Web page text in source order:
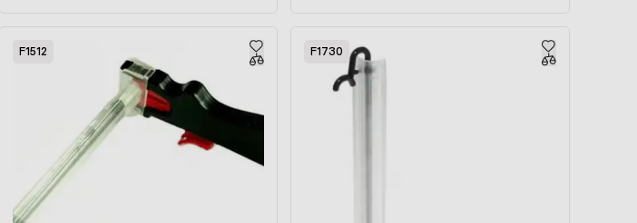
F1512 F1730